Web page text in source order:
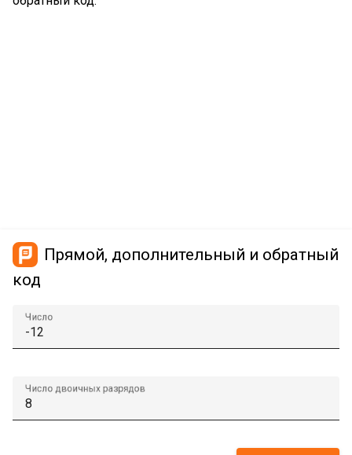
Прямой, дополнительный и обратный
код
Число
Число двоичных разрядов